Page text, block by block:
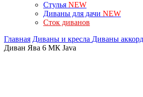
Стулья NEW
Диваны для дачи NEW
Сток диванов
Главная Диваны и кресла Диваны
Диван Ява 6 МК Java